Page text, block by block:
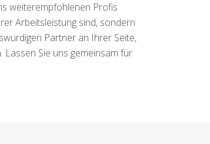
weiterempfohlenen Profis
Arbeitsleistung sind, sondern
Partner an Ihrer Seite,
Sie uns gemeinsam für